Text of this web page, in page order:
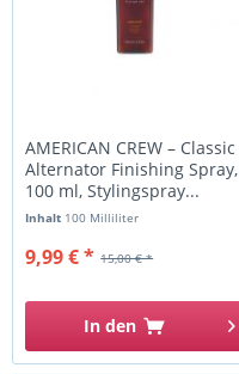
AMERICAN CREW – Classic
Alternator Finishing Spray,
100 ml, Stylingspray...
Inhalt 100 Milliliter
15,00 € *
9,99 € *
In den